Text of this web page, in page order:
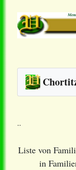
..
Liste von
in